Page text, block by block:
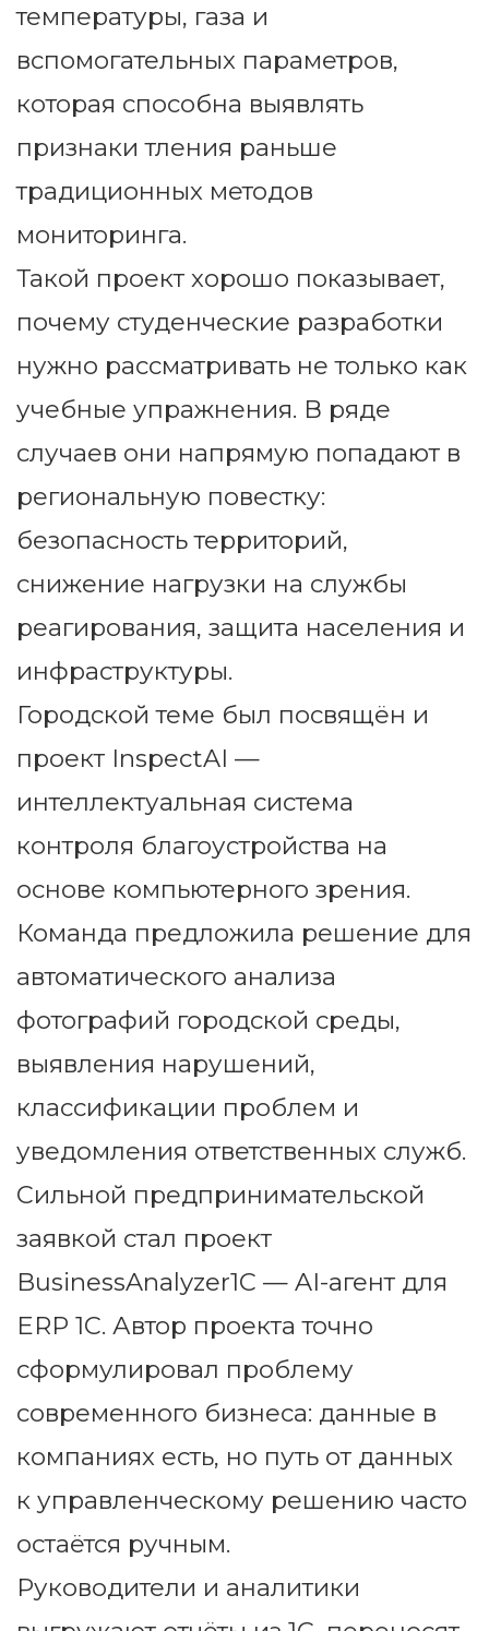
температуры, газа и
вспомогательных параметров,
которая способна выявлять
признаки тления раньше
традиционных методов
мониторинга.
Такой проект хорошо показывает,
почему студенческие разработки
нужно рассматривать не только как
учебные упражнения. В ряде
случаев они напрямую попадают в
региональную повестку:
безопасность территорий,
снижение нагрузки на службы
реагирования, защита населения и
инфраструктуры.
Городской теме был посвящён и
проект InspectAI —
интеллектуальная система
контроля благоустройства на
основе компьютерного зрения.
Команда предложила решение для
автоматического анализа
фотографий городской среды,
выявления нарушений,
классификации проблем и
уведомления ответственных служб.
Сильной предпринимательской
заявкой стал проект
BusinessAnalyzer1C — AI-агент для
ERP 1С. Автор проекта точно
сформулировал проблему
современного бизнеса: данные в
компаниях есть, но путь от данных
к управленческому решению часто
остаётся ручным.
Руководители и аналитики